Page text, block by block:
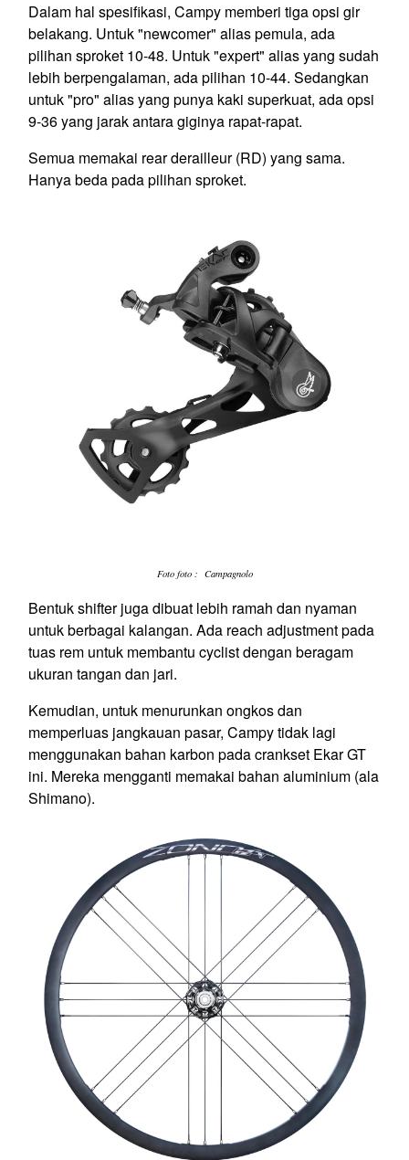
Dalam hal spesifikasi, Campy memberi tiga opsi gir
belakang. Untuk "newcomer" alias pemula, ada
pilihan sproket 10-48. Untuk "expert" alias yang sudah
lebih berpengalaman, ada pilihan 10-44. Sedangkan
untuk "pro" alias yang punya kaki superkuat, ada opsi
9-36 yang jarak antara giginya rapat-rapat.
Semua memakai rear derailleur(RD) yang sama.
Hanya beda pada pilihan sproket.
Foto foto : Campagnolo
Bentukshifterjuga dibuat lebih ramah dan nyaman
untuk berbagai kalangan. Ada reach adjustmentpada
tuas rem untuk membantu cyclistdengan beragam
ukuran tangan dan jari.
Kemudian, untuk menurunkan ongkos dan
memperluas jangkauan pasar, Campy tidak lagi
menggunakan bahan karbon padacrankset Ekar GT
ini. Mereka mengganti memakai bahan aluminium (ala
Shimano).